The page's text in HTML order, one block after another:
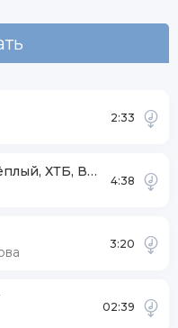
2:33
Три Типа, Тбили Тёплый, ХТБ, Вася Кимо
4:38
3:20
02:39